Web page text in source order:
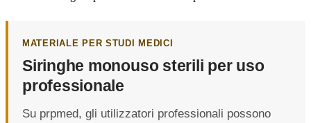
MATERIALE PER STUDI MEDICI
Siringhe monouso sterili per uso
professionale
Su prpmed, gli utilizzatori professionali possono